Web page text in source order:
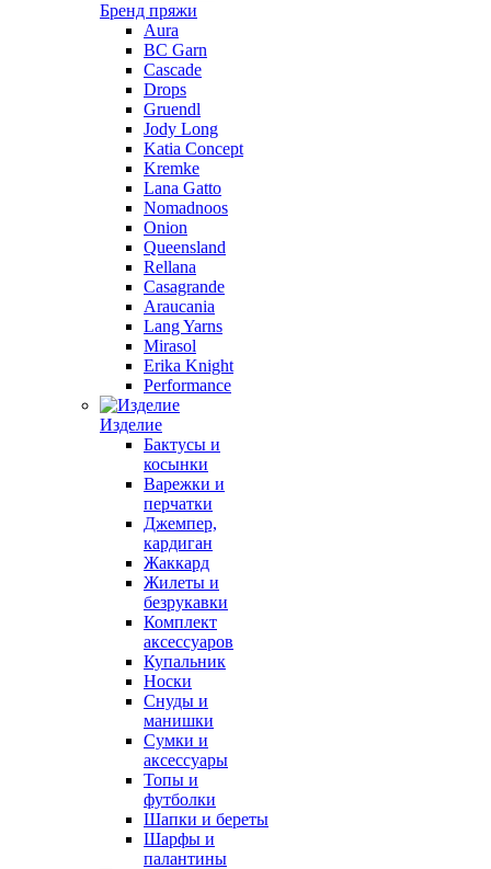
Бренд пряжи
Aura
BC Garn
Cascade
Drops
Gruendl
Jody Long
Katia Concept
Kremke
Lana Gatto
Nomadnoos
Onion
Queensland
Rellana
Casagrande
Araucania
Lang Yarns
Mirasol
Erika Knight
Performance
Изделие
Бактусы и
косынки
Варежки и
перчатки
Джемпер,
кардиган
Жаккард
Жилеты и
безрукавки
Комплект
аксессуаров
Купальник
Носки
Снуды и
манишки
Сумки и
аксессуары
Топы и
футболки
Шапки и береты
Шарфы и
палантины